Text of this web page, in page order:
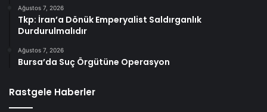
Ağustos 7, 2026
Tkp: İran’a Dönük Emperyalist Saldırganlık
Durdurulmalıdır
Ağustos 7, 2026
Bursa’da Suç Örgütüne Operasyon
Rastgele Haberler